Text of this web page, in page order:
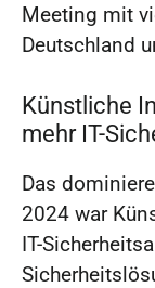
Meeting mit
Deutschland
Künstliche
mehr IT-
Das
2024 war
IT-